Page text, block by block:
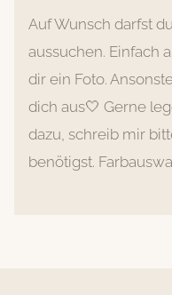
Auf Wunsch darfst
aussuchen. Einfach
dir ein Foto.
dich aus🤍 Gerne
dazu, schreib mir
benötigst.